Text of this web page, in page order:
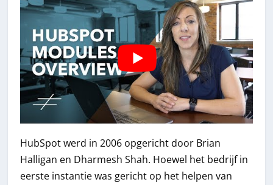
HubSpot werd in 2006 opgericht door Brian
Halligan en Dharmesh Shah. Hoewel het bedrijf in
eerste instantie was gericht op het helpen van